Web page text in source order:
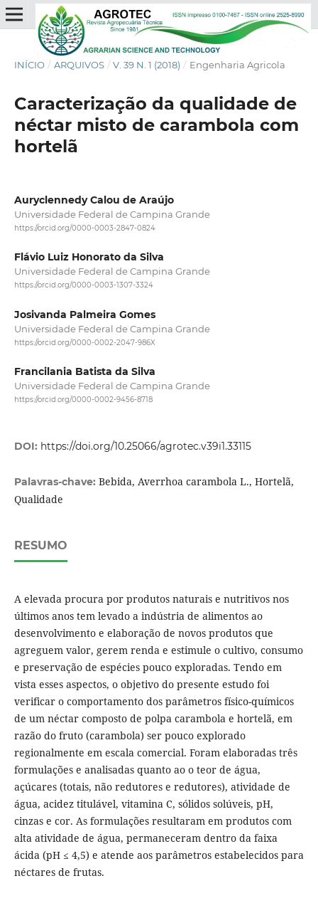
INÍCIO / ARQUIVOS / V. 39 N. 1 (2018) / Engenharia Agricola
Caracterização da qualidade de
néctar misto de carambola com
hortelã
Auryclennedy Calou de Araújo
Universidade Federal de Campina Grande
https://orcid.org/0000-0003-2847-0824
Flávio Luiz Honorato da Silva
Universidade Federal de Campina Grande
https://orcid.org/0000-0003-1307-3324
Josivanda Palmeira Gomes
Universidade Federal de Campina Grande
https://orcid.org/0000-0002-2047-986X
Francilania Batista da Silva
Universidade Federal de Campina Grande
https://orcid.org/0000-0002-9456-8718
DOI: https://doi.org/10.25066/agrotec.v39i1.33115
Palavras-chave: Bebida, Averrhoa carambola L., Hortelã,
Qualidade
RESUMO
A elevada procura por produtos naturais e nutritivos nos
últimos anos tem levado a indústria de alimentos ao
desenvolvimento e elaboração de novos produtos que
agreguem valor, gerem renda e estimule o cultivo, consumo
e preservação de espécies pouco exploradas. Tendo em
vista esses aspectos, o objetivo do presente estudo foi
verificar o comportamento dos parâmetros físico-químicos
de um néctar composto de polpa carambola e hortelã, em
razão do fruto (carambola) ser pouco explorado
regionalmente em escala comercial. Foram elaboradas três
formulações e analisadas quanto ao o teor de água,
açúcares (totais, não redutores e redutores), atividade de
água, acidez titulável, vitamina C, sólidos solúveis, pH,
cinzas e cor. As formulações resultaram em produtos com
alta atividade de água, permaneceram dentro da faixa
ácida (pH ≤ 4,5) e atende aos parâmetros estabelecidos para
néctares de frutas.